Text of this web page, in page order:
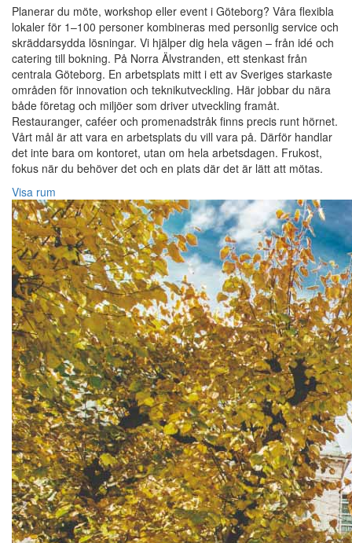
Planerar du möte, workshop eller event i Göteborg? Våra flexibla
lokaler för 1–100 personer kombineras med personlig service och
skräddarsydda lösningar. Vi hjälper dig hela vägen – från idé och
catering till bokning. På Norra Älvstranden, ett stenkast från
centrala Göteborg. En arbetsplats mitt i ett av Sveriges starkaste
områden för innovation och teknikutveckling. Här jobbar du nära
både företag och miljöer som driver utveckling framåt.
Restauranger, caféer och promenadstråk finns precis runt hörnet.
Vårt mål är att vara en arbetsplats du vill vara på. Därför handlar
det inte bara om kontoret, utan om hela arbetsdagen. Frukost,
fokus när du behöver det och en plats där det är lätt att mötas.
Visa rum